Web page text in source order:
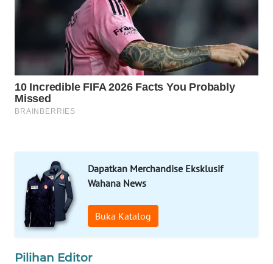
Dapatkan Merchandise Eksklusif
Wahana News
Buka Katalog
Pilihan Editor
WALINKI
MAWAKA
ID
PLN
WATCH
MKLI